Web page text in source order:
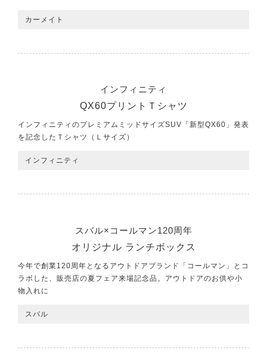
カーメイト
インフィニティ
QX60プリントＴシャツ
インフィニティのプレミアムミッドサイズSUV「新型QX60」発表
を記念したＴシャツ（Ｌサイズ）
インフィニティ
スバル×コールマン120周年
オリジナル ランチボックス
今年で創業120周年となるアウトドアブランド「コールマン」とコ
ラボした、販売店の夏フェア来場記念品。アウトドアのお供や小
物入れに
スバル